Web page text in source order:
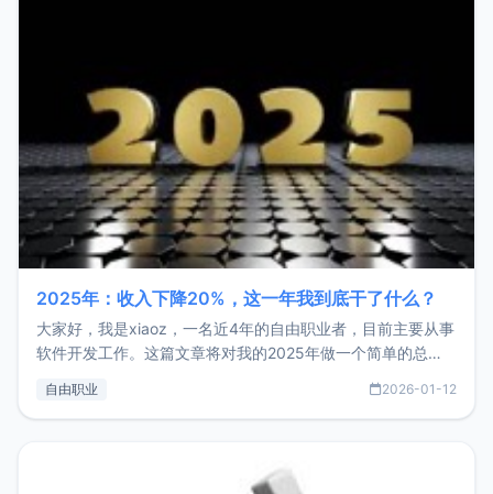
2025年：收入下降20%，这一年我到底干了什么？
大家好，我是xiaoz，一名近4年的自由职业者，目前主要从事
软件开发工作。这篇文章将对我的2025年做一个简单的总
收入下降20%，但却过得很充实，2026年不求突破，但求保
自由职业 2026-01-12